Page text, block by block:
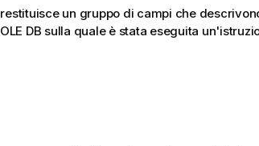
restituisce un gruppo di campi che
OLE DB sulla quale è stata eseguita